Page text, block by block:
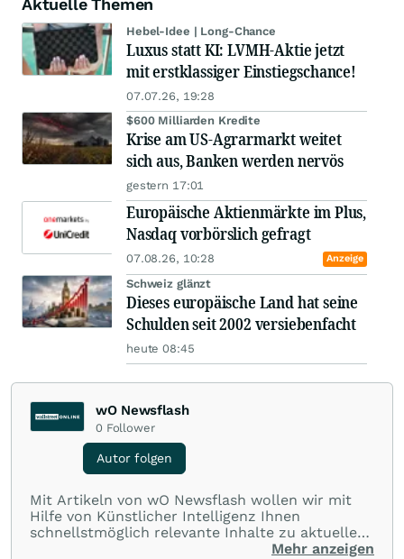
Aktuelle Themen
Hebel-Idee | Long-Chance
Luxus statt KI: LVMH-Aktie jetzt
mit erstklassiger Einstiegschance!
07.07.26, 19:28
$600 Milliarden Kredite
Krise am US-Agrarmarkt weitet
sich aus, Banken werden nervös
gestern 17:01
Europäische Aktienmärkte im Plus,
Nasdaq vorbörslich gefragt
07.08.26, 10:28 Anzeige
Schweiz glänzt
Dieses europäische Land hat seine
Schulden seit 2002 versiebenfacht
heute 08:45
wO Newsflash
0 Follower
Autor folgen
Mit Artikeln von wO Newsflash wollen wir mit
Hilfe von Künstlicher Intelligenz Ihnen
schnellstmöglich relevante Inhalte zu aktuellen
Ereignissen rund um Börse, Finanzmärkte aus
Mehr anzeigen